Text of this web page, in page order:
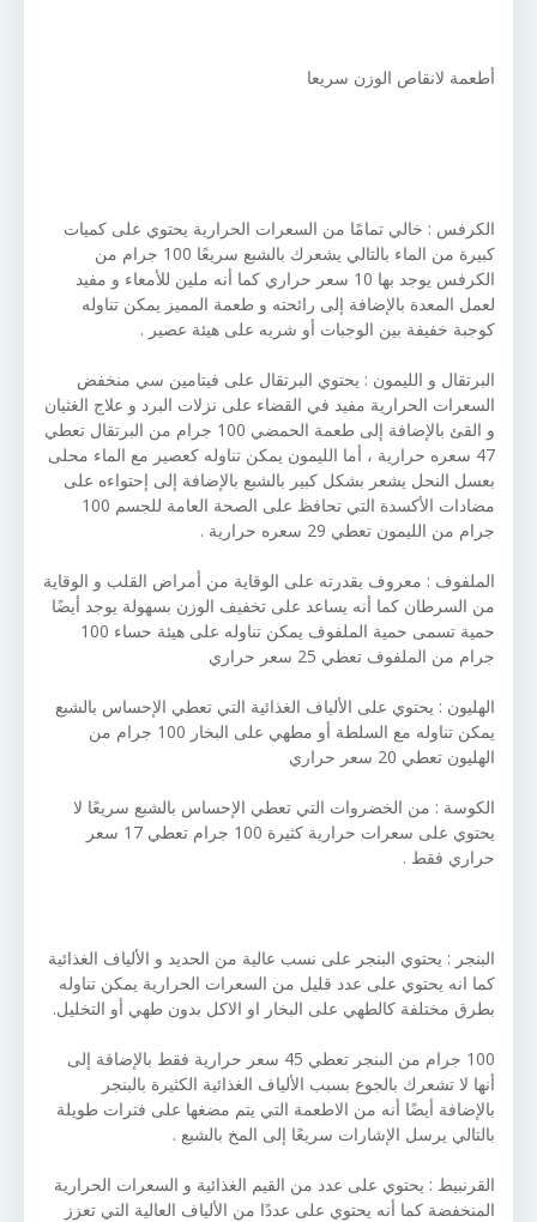
أطعمة لانقاص الوزن سريعا
الكرفس : خالي تمامًا من السعرات الحرارية يحتوي على كميات
كبيرة من الماء بالتالي يشعرك بالشبع سريعًا 100 جرام من
الكرفس يوجد بها 10 سعر حراري كما أنه ملين للأمعاء و مفيد
لعمل المعدة بالإضافة إلى رائحته و طعمة المميز يمكن تناوله
كوجبة خفيفة بين الوجبات أو شربه على هيئة عصير .
البرتقال و الليمون : يحتوي البرتقال على فيتامين سي منخفض
السعرات الحرارية مفيد في القضاء على نزلات البرد و علاج الغثيان
و القئ بالإضافة إلى طعمة الحمضي 100 جرام من البرتقال تعطي
47 سعره حرارية ، أما الليمون يمكن تناوله كعصير مع الماء محلى
بعسل النحل يشعر بشكل كبير بالشبع بالإضافة إلى إحتواءه على
مضادات الأكسدة التي تحافظ على الصحة العامة للجسم 100
جرام من الليمون تعطي 29 سعره حرارية .
الملفوف : معروف بقدرته على الوقاية من أمراض القلب و الوقاية
من السرطان كما أنه يساعد على تخفيف الوزن بسهولة يوجد أيضًا
حمية تسمى حمية الملفوف يمكن تناوله على هيئة حساء 100
جرام من الملفوف تعطي 25 سعر حراري
الهليون : يحتوي على الألياف الغذائية التي تعطي الإحساس بالشبع
يمكن تناوله مع السلطة أو مطهي على البخار 100 جرام من
الهليون تعطي 20 سعر حراري
الكوسة : من الخضروات التي تعطي الإحساس بالشبع سريعًا لا
يحتوي على سعرات حرارية كثيرة 100 جرام تعطي 17 سعر
حراري فقط .
البنجر : يحتوي البنجر على نسب عالية من الحديد و الألياف الغذائية
كما انه يحتوي على عدد قليل من السعرات الحرارية يمكن تناوله
بطرق مختلفة كالطهي على البخار او الاكل بدون طهي أو التخليل.
100 جرام من البنجر تعطي 45 سعر حرارية فقط بالإضافة إلى
أنها لا تشعرك بالجوع بسبب الألياف الغذائية الكثيرة بالبنجر
بالإضافة أيضًا أنه من الاطعمة التي يتم مضغها على فترات طويلة
بالتالي يرسل الإشارات سريعًا إلى المخ بالشبع .
القرنبيط : يحتوي على عدد من القيم الغذائية و السعرات الحرارية
المنخفضة كما أنه يحتوي على عددًا من الألياف العالية التي تعزز